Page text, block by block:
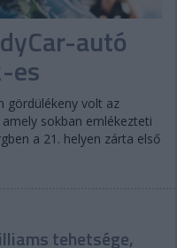
autó
es
gördülékeny volt az
sokban emlékezteti
a 21. helyen zárta első
tehetsége,